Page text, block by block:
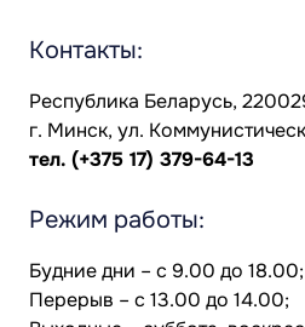
Контакты:
Республика Беларусь,
г. Минск, ул.
тел. (+375 17) 379-64-13
Режим работы:
Будние дни – с 9.00 до 18.00;
Перерыв – с 13.00 до 14.00;